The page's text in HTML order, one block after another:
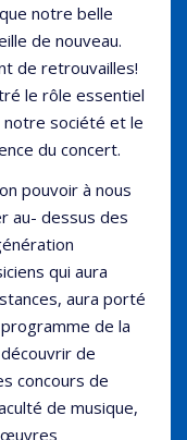
notre belle
de nouveau.
de retrouvailles!
le rôle essentiel
notre société et le
du concert.
pouvoir à nous
au- dessus des
qui aura
aura porté
programme de la
de
concours de
de musique,
œuvres